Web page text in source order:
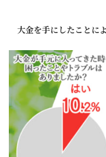
大金を手にしたことに